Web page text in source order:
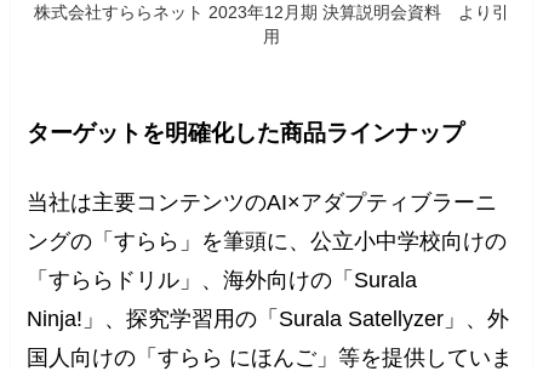
株式会社すららネット 2023年12月期 決算説明会資料 より引
用
ターゲットを明確化した商品ラインナップ
当社は主要コンテンツのAI×アダプティブラーニ
ングの「すらら」を筆頭に、公立小中学校向けの
「すららドリル」、海外向けの「Surala
Ninja!」、探究学習用の「Surala Satellyzer」、外
国人向けの「すらら にほんご」等を提供していま